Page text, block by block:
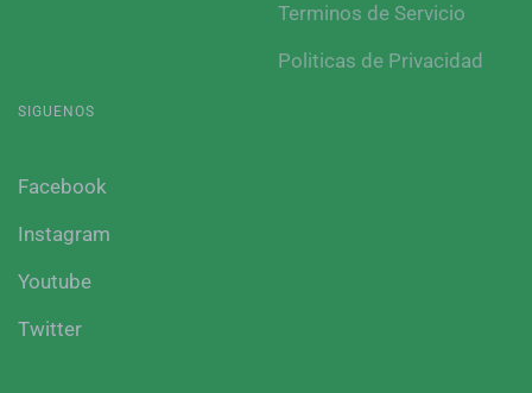
Terminos de Servicio
Politicas de Privacidad
SIGUENOS
Facebook
Instagram
Youtube
Twitter